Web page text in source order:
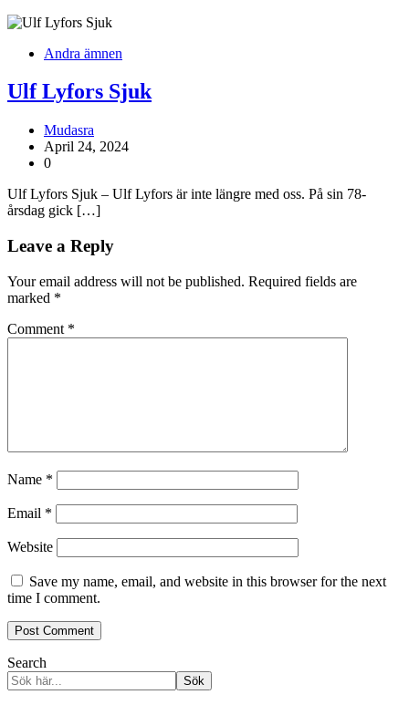
Andra ämnen
Ulf Lyfors Sjuk
Mudasra
April 24, 2024
0
Ulf Lyfors Sjuk – Ulf Lyfors är inte längre med oss. På sin 78-
årsdag gick […]
Leave a Reply
Your email address will not be published. Required fields are
marked *
Comment *
Name *
Email *
Website
Save my name, email, and website in this browser for the next
time I comment.
Search
Sök